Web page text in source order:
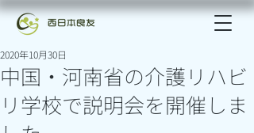
中国・河南省の介護リハビ
リ学校で説明会を開催しま
2020年10月30日